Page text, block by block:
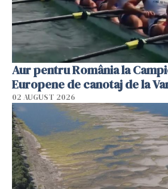
Aur pentru România la
Europene de canotaj de la
02 AUGUST 2026